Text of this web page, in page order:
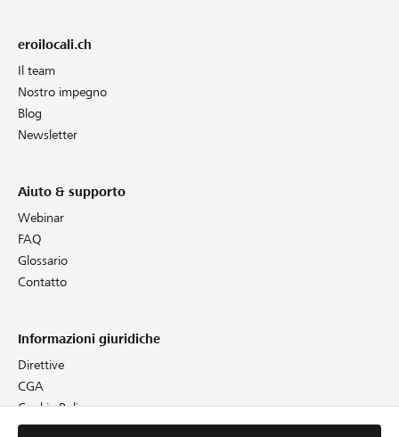
eroilocali.ch
Il team
Nostro impegno
Blog
Newsletter
Aiuto & supporto
Webinar
FAQ
Glossario
Contatto
Informazioni giuridiche
Direttive
CGA
Cookie Policy
Protezione dei dati